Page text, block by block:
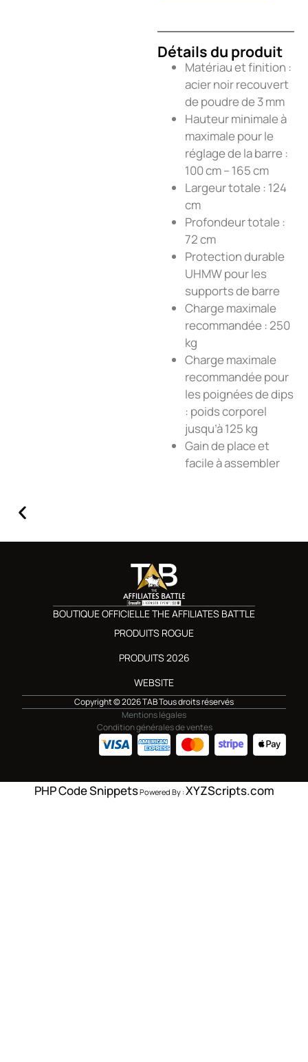
Détails du produit
Matériau et finition :
acier noir recouvert
de poudre de 3 mm
Hauteur minimale à
maximale pour le
réglage de la barre :
100 cm – 165 cm
Largeur totale : 124
cm
Profondeur totale :
72 cm
Protection durable
UHMW pour les
supports de barre
Charge maximale
recommandée : 250
kg
Charge maximale
recommandée pour
les poignées de dips
: poids corporel
jusqu’à 125 kg
Gain de place et
facile à assembler
BOUTIQUE OFFICIELLE THE AFFILIATES BATTLE
PRODUITS ROGUE
PRODUITS 2026
WEBSITE
Copyright © 2026 TAB Tous droits réservés
Mentions légales
Condition générales de ventes
PHP Code SnippetsPowered By :XYZScripts.com